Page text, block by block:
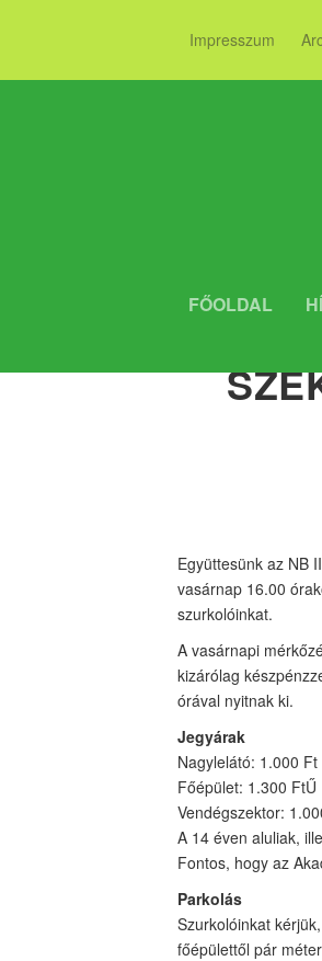
Impresszum
FŐOLDAL
Együttesünk az NB
vasárnap 16.00
szurkolóinkat.
A vasárnapi
kizárólag
órával nyitnak ki.
Jegyárak
Nagylelátó: 1.000 Ft
Főépület: 1.300 FtŰ
Vendégszektor:
A 14 éven aluliak,
Fontos, hogy az
Parkolás
Szurkolóinkat
főépülettől pár